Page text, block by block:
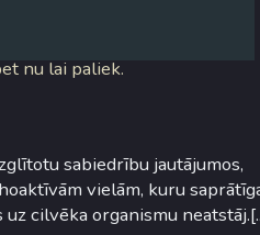
no visiem darbā esošajiem
nu lai paliek.
sabiedrību jautājumos,
vielām, kuru
cilvēka organismu